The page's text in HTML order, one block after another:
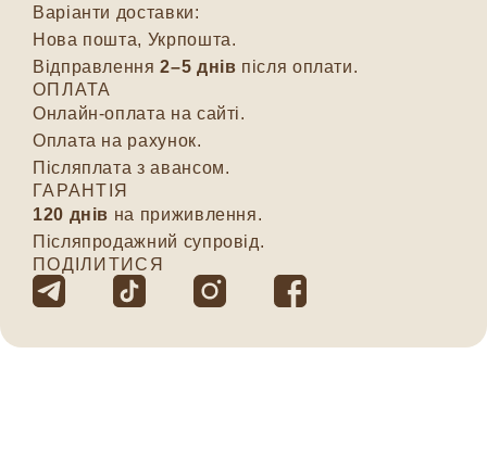
Варіанти доставки:
Нова пошта, Укрпошта.
Відправлення2–5 днів після оплати.
ОПЛАТА
Онлайн-оплата на сайті.
Оплата на рахунок.
Післяплата з авансом.
ГАРАНТІЯ
120 днів на приживлення.
Післяпродажний супровід.
ПОДІЛИТИСЯ